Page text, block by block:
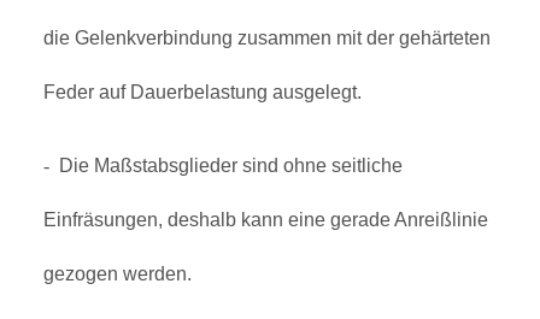
die Gelenkverbindung zusammen mit der gehärteten
Feder auf Dauerbelastung ausgelegt.
- Die Maßstabsglieder sind ohne seitliche
Einfräsungen, deshalb kann eine gerade Anreißlinie
gezogen werden.